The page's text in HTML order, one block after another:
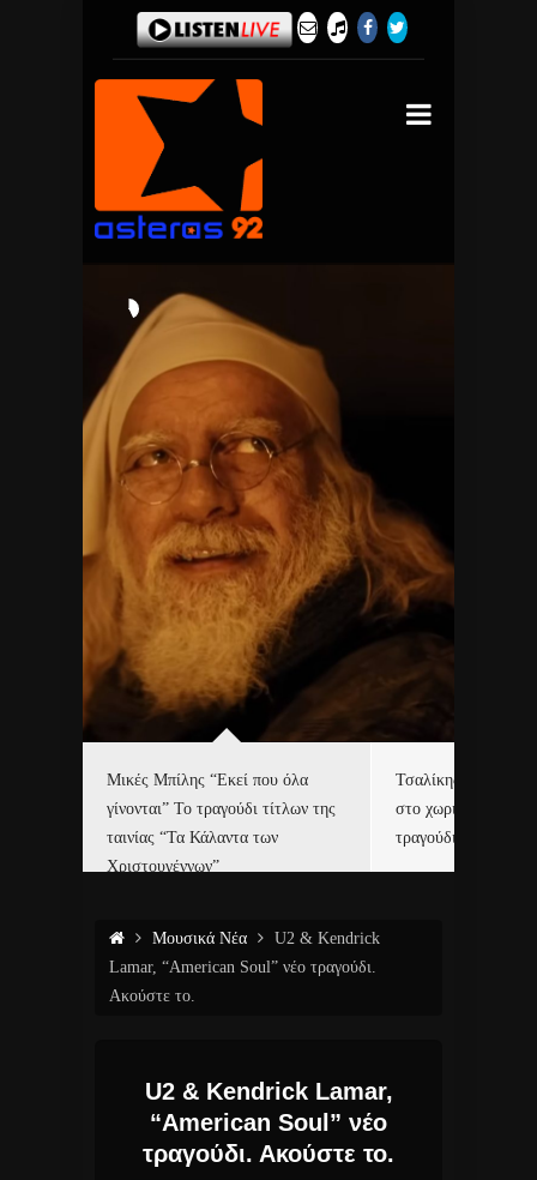
Μικές Μπίλης “Εκεί που όλα
γίνονται” Το τραγούδι τίτλων της
ταινίας “Τα Κάλαντα των
Χριστουγέννων”
Τσαλίκης,
στο χωριό του Άι
τραγούδι και video
Μουσικά Νέα
U2 & Kendrick
Lamar, “American Soul” νέο τραγούδι.
Ακούστε το.
U2 & Kendrick Lamar,
“American Soul” νέο
τραγούδι. Ακούστε το.